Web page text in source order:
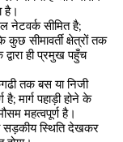
है।
नेटवर्क सीमित है;
सीमावर्ती क्षेत्रों तक
ही प्रमुख पहुँच
तक बस या निजी
है; मार्ग पहाड़ी होने के
महत्वपूर्ण है।
सड़कीय स्थिति देखकर